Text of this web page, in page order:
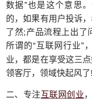
数据”也是这个意思
的，如果有用户投诉
了然;产品流程上出了
所谓的“互联网行业”
业，都是在享受这三点
领客厅，领域快起风了!
二、专注互联网创业